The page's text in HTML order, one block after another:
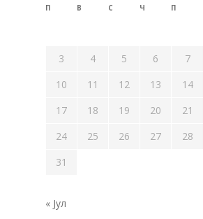
П В С Ч П
3
4 5 6 7
10
11 12 13 14
17
18 19 20 21
24
25 26 27 28
31
« Јул